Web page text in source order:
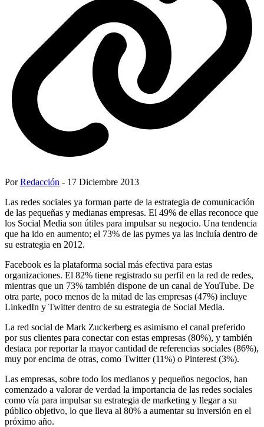
PorRedacción - 17 Diciembre 2013
Las redes sociales ya forman parte de la estrategia de comunicación
de las pequeñas y medianas empresas. El 49% de ellas reconoce que
los Social Media son útiles para impulsar su negocio. Una tendencia
que ha ido en aumento; el 73% de las pymes ya las incluía dentro de
su estrategia en 2012.
Facebook es la plataforma social más efectiva para estas
organizaciones. El 82% tiene registrado su perfil en la red de redes,
mientras que un 73% también dispone de un canal de YouTube. De
otra parte, poco menos de la mitad de las empresas (47%) incluye
LinkedIn y Twitter dentro de su estrategia de Social Media.
La red social de Mark Zuckerberg es asimismo el canal preferido
por sus clientes para conectar con estas empresas (80%), y también
destaca por reportar la mayor cantidad de referencias sociales (86%),
muy por encima de otras, como Twitter (11%) o Pinterest (3%).
Las empresas, sobre todo los medianos y pequeños negocios, han
comenzado a valorar de verdad la importancia de las redes sociales
como vía para impulsar su estrategia de marketing y llegar a su
público objetivo, lo que lleva al 80% a aumentar su inversión en el
próximo año.